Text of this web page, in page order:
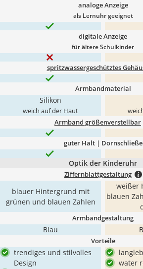
analoge Anzeige
als Lernuhr geeignet
digitale Anzeige
für ältere Schulkinder
spritzwassergeschütztes
Armbandmaterial
Silikon
weich auf der Haut
Armband größenverstellbar
guter Halt | Dornschließe
Optik der Kinderuhr
Ziffernblattgestaltung
blauer Hintergrund mit
grünen und blauen Zahlen
weißer
blauen
Armbandgestaltung
Blau
Vorteile
trendiges und stilvolles
Design
water